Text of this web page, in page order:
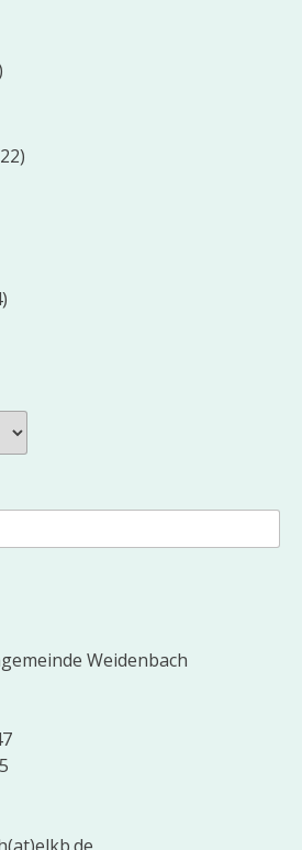
Weidenbach